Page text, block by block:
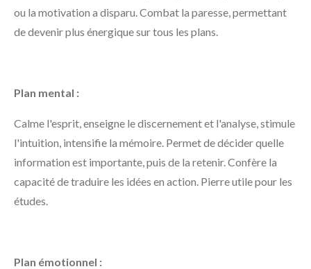
ou la motivation a disparu. Combat la paresse, permettant
de devenir plus énergique sur tous les plans.
Plan mental :
Calme l'esprit, enseigne le discernement et l'analyse, stimule
l'intuition, intensifie la mémoire. Permet de décider quelle
information est importante, puis de la retenir. Confère la
capacité de traduire les idées en action. Pierre utile pour les
études.
Plan émotionnel :